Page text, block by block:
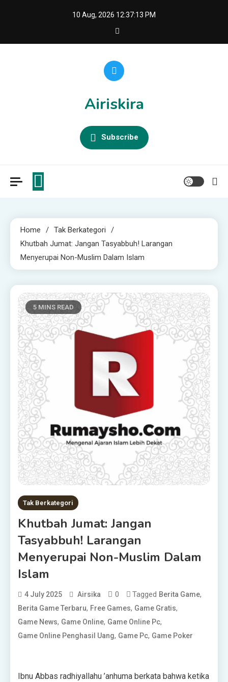
10 Aug, 2026 12:37:14 PM
Airiskira
Subscribe
Home
Tak Berkategori
Khutbah Jumat: Jangan Tasyabbuh! Larangan
Menyerupai Non-Muslim Dalam Islam
5 MINS READ
Tak Berkategori
Khutbah Jumat: Jangan
Tasyabbuh! Larangan
Menyerupai Non-Muslim Dalam
Islam
4 July 2025 Airsika 0 Tagged Berita Game,
Berita Game Terbaru, Free Games, Game Gratis,
Game News, Game Online, Game Online Pc,
Game Online Penghasil Uang, Game Pc, Game Poker
Ibnu Abbas radhiyallahu ’anhuma berkata bahwa ketika